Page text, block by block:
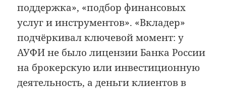
поддержка», «подбор финансовых
услуг и инструментов». «Вкладер»
подчёркивал ключевой момент: у
АУФИ не было лицензии Банка России
на брокерскую или инвестиционную
деятельность, а деньги клиентов в